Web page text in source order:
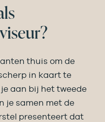
thuis om de
in kaart te
aan bij het tweede
je samen met de
presenteert dat